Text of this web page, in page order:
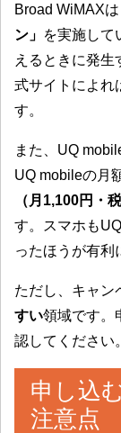
Broad WiMAXは
ン」 を実施して
えるときに発
式サイトによれ
す。
また、UQ
UQ mobileの月
（月1,100円・
す。スマホも
ったほうが有利
ただし、キャン
すい領域です。
認してください。
申し込
注意点